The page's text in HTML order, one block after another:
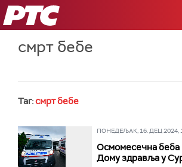
РТС
смрт бебе
Таг:смрт бебе
ПОНЕДЕЉАК, 16. ДЕЦ 2024,
Осмомесечна беба
Дому здравља у